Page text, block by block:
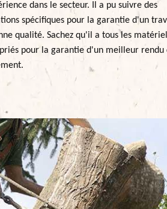
dans le secteur. Il a pu suivre des
spécifiques pour la garantie d'un
qualité. Sachez qu'il a tous les
pour la garantie d'un meilleur rendu